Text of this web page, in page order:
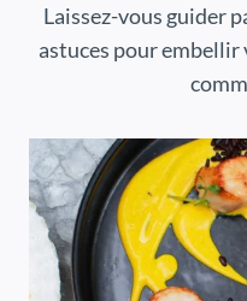
Laissez-vous guider
astuces pour embellir